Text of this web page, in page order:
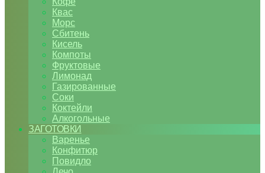
Квас
Морс
Сбитень
Кисель
Компоты
Фруктовые
Лимонад
Газированные
Соки
Коктейли
Алкогольные
ЗАГОТОВКИ
Варенье
Конфитюр
Повидло